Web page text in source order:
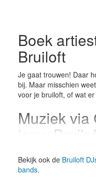
Boek
Bruiloft
Je gaat trouwen! Daar
bij. Maar misschien
voor je bruiloft, of wat
Muziek via
jouw
Maar een semi-
kan ook juist heel gepast
Bekijk ook de Bruiloft
bands.